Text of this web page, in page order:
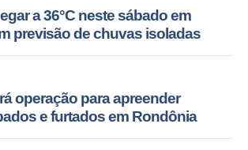
a 36°C neste sábado em
previsão de chuvas isoladas
operação para apreender
e furtados em Rondônia